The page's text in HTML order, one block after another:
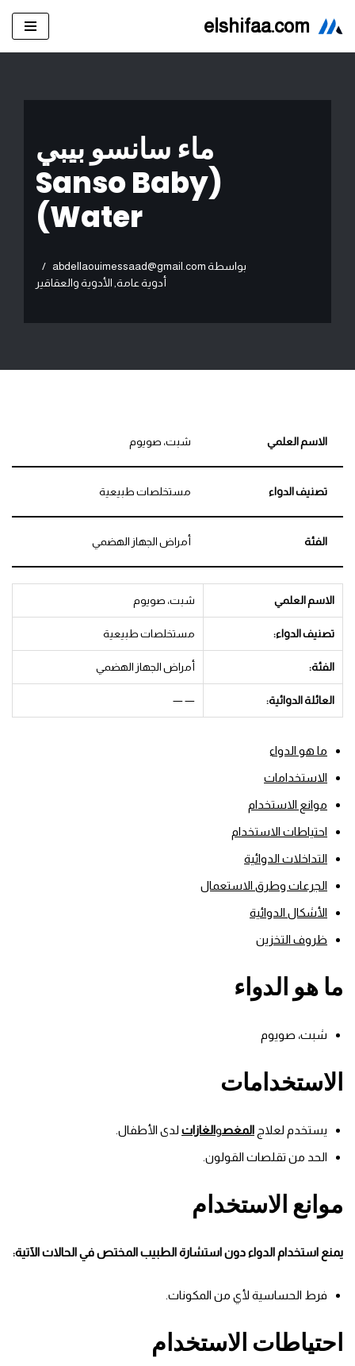
elshifaa.com
ماء سانسو بيبي
(Sanso Baby
Water)
بواسطة abdellaouimessaad@gmail.com
أدوية عامة الأدوية والعقاقير
الاسم العلمي شبت، صويوم
تصنيف الدواء مستخلصات طبيعية
الفئة أمراض الجهاز الهضمي
الاسم العلمي شبت، صويوم
تصنيف الدواء: مستخلصات طبيعية
الفئة: أمراض الجهاز الهضمي
العائلة الدوائية: — —
ما هو الدواء
الاستخدامات
موانع الاستخدام
احتياطات الاستخدام
التداخلات الدوائية
الجرعات وطرق الاستعمال
الأشكال الدوائية
ظروف التخزين
ما هو الدواء
شبت، صويوم
الاستخدامات
يستخدم لعلاج المغصوالغازات لدى الأطفال.
الحد من تقلصات القولون.
موانع الاستخدام
يمنع استخدام الدواء دون استشارة الطبيب المختص في الحالات الآتية:
فرط الحساسية لأي من المكونات.
احتياطات الاستخدام